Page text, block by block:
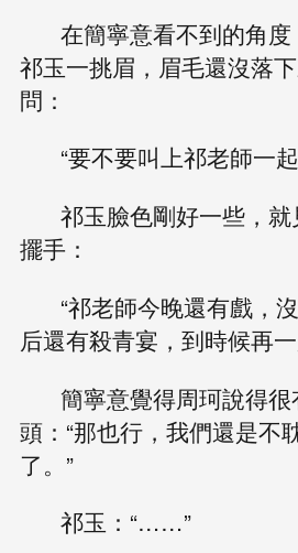
在簡寧意看不到的角
祁玉一挑眉，眉毛還沒落
問：
“要不要叫上祁老師一
祁玉臉色剛好一些，
擺手：
“祁老師今晚還有戲，
后還有殺青宴，到時候再
簡寧意覺得周珂說得
頭：“那也行，我們還是不
了。”
祁玉：“……”